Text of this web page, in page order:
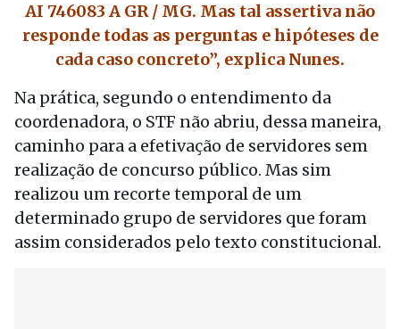
AI 746083 A GR / MG. Mas tal assertiva não
responde todas as perguntas e hipóteses de
cada caso concreto”, explica Nunes.
Na prática, segundo o entendimento da
coordenadora, o STF não abriu, dessa maneira,
caminho para a efetivação de servidores sem
realização de concurso público. Mas sim
realizou um recorte temporal de um
determinado grupo de servidores que foram
assim considerados pelo texto constitucional.